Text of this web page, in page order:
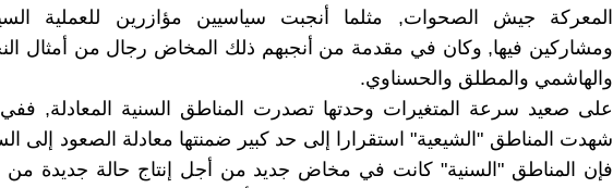
المعركة جيش الصحوات, مثلما أنجبت سياسيين مؤازرين للعملية
ومشاركين فيها, وكان في مقدمة من أنجبهم ذلك المخاض رجال من أمثال
والهاشمي والمطلق والحسناوي.
على صعيد سرعة المتغيرات وحدتها تصدرت المناطق السنية المعادلة,
شهدت المناطق "الشيعية" استقرارا إلى حد كبير ضمنتها معادلة الصعود إلى
فإن المناطق "السنية" كانت في مخاض جديد من أجل إنتاج حالة جديدة من